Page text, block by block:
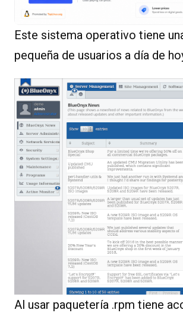
Este sistema operativo tiene
pequeña de usuarios a día de
Al usar paquetería .rpm tiene